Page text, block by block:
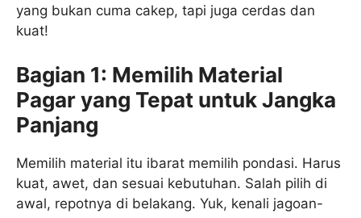
yang bukan cuma cakep, tapi juga cerdas dan
kuat!
Bagian 1: Memilih Material
Pagar yang Tepat untuk Jangka
Panjang
Memilih material itu ibarat memilih pondasi. Harus
kuat, awet, dan sesuai kebutuhan. Salah pilih di
awal, repotnya di belakang. Yuk, kenali jagoan-